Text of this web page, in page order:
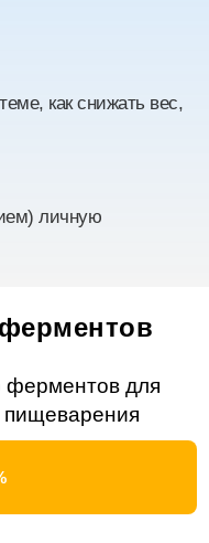
как снижать вес,
личную
ферментов для